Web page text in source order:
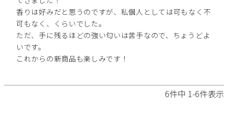
香りは好みだと思うのですが、私個人としては可もなく不
可もなく、くらいでした。
ただ、手に残るほどの強い匂いは苦手なので、ちょうどよ
いです。
これからの新商品も楽しみです！
6件中 1-6件表示